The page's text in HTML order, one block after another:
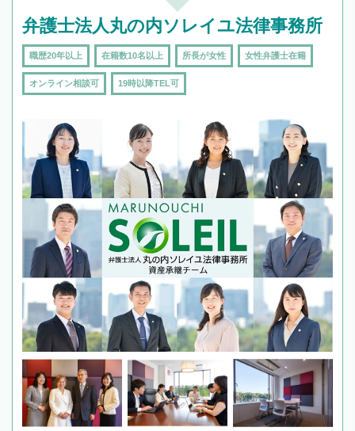
弁護士法人丸の内ソレイユ法律事務所
職歴20年以上 在籍数10名以上 所長が女性 女性弁護士在籍
オンライン相談可 19時以降TEL可